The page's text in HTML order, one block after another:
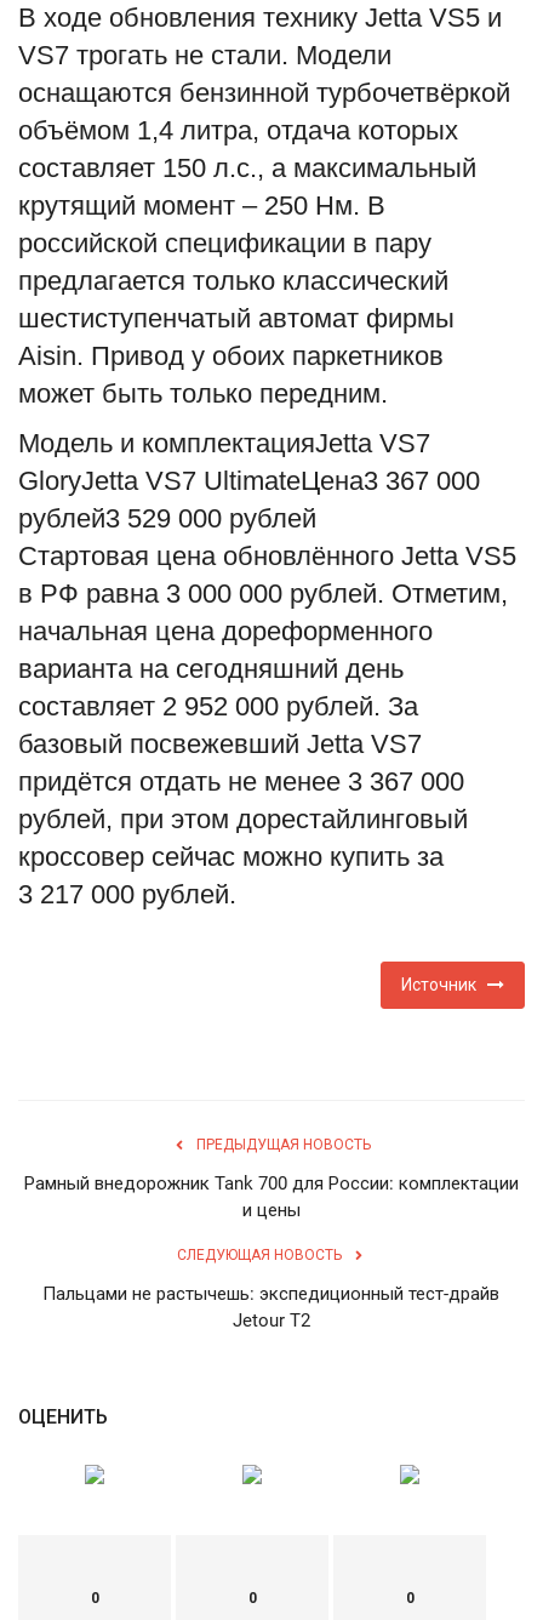
В ходе обновления технику Jetta VS5 и
VS7 трогать не стали. Модели
оснащаются бензинной турбочетвёркой
объёмом 1,4 литра, отдача которых
составляет 150 л.с., а максимальный
крутящий момент – 250 Нм. В
российской спецификации в пару
предлагается только классический
шестиступенчатый автомат фирмы
Aisin. Привод у обоих паркетников
может быть только передним.
Модель и комплектацияJetta VS7
GloryJetta VS7 UltimateЦена3 367 000
рублей3 529 000 рублей
Стартовая цена обновлённого Jetta VS5
в РФ равна 3 000 000 рублей. Отметим,
начальная цена дореформенного
варианта на сегодняшний день
составляет 2 952 000 рублей. За
базовый посвежевший Jetta VS7
придётся отдать не менее 3 367 000
рублей, при этом дорестайлинговый
кроссовер сейчас можно купить за
3 217 000 рублей.
Источник
ПРЕДЫДУЩАЯ НОВОСТЬ
Рамный внедорожник Tank 700 для России: комплектации
и цены
СЛЕДУЮЩАЯ НОВОСТЬ
Пальцами не растычешь: экспедиционный тест-драйв
Jetour T2
ОЦЕНИТЬ
0 0 0